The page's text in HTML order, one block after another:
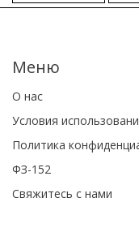
Меню
О нас
Условия
Политика
ФЗ-152
Свяжитесь с нами